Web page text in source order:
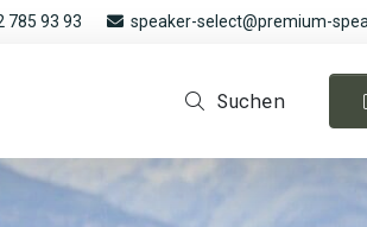
785 93 93 speaker-select@premium-
Suchen